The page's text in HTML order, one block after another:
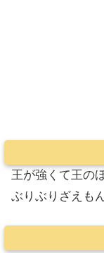
王が強くて王の
ぶりぶりざえも